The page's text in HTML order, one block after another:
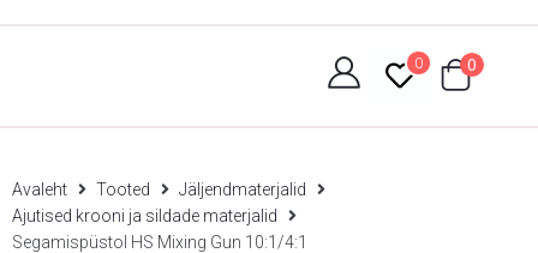
0 0
Avaleht Tooted
Jäljendmaterjalid
Ajutised krooni ja sildade materjalid
Segamispüstol HS Mixing Gun 10:1/4:1